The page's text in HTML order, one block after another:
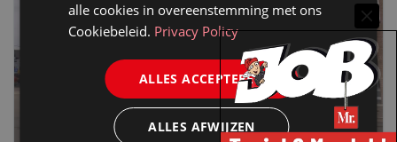
alle cookies in overeenstemming met ons
Cookiebeleid. Privacy Policy
ALLES ACCEPTEREN
ALLES AFWIJZEN